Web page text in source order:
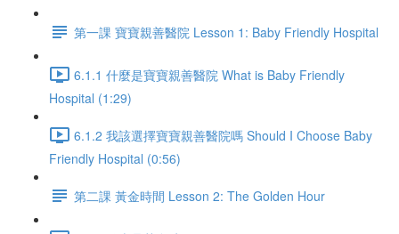
第一課 寶寶親善醫院 Lesson 1: Baby Friendly Hospital
6.1.1 什麼是寶寶親善醫院 What is Baby Friendly
Hospital (1:29)
6.1.2 我該選擇寶寶親善醫院嗎 Should I Choose Baby
Friendly Hospital (0:56)
第二課 黃金時間 Lesson 2: The Golden Hour